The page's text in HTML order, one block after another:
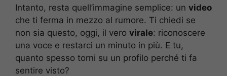
Intanto, resta quell’immagine semplice: un video
che ti ferma in mezzo al rumore. Ti chiedi se
non sia questo, oggi, il vero virale: riconoscere
una voce e restarci un minuto in più. E tu,
quanto spesso torni su un profilo perché ti fa
sentire visto?